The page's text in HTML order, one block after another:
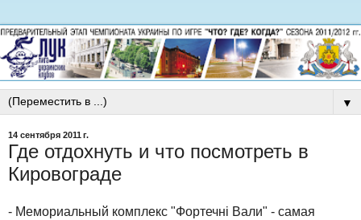
▼
14 сентября 2011 г.
Где отдохнуть и что посмотреть в
Кировограде
- Мемориальный комплекс "Фортечні Вали" - самая